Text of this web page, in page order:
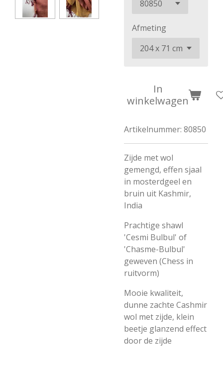
Afmeting
In
winkelwagen
Artikelnummer: 80850
Zijde met wol
gemengd, effen sjaal
in mosterdgeel en
bruin uit Kashmir,
India
Prachtige shawl
'Cesmi Bulbul' of
'Chasme-Bulbul'
geweven (Chess in
ruitvorm)
Mooie kwaliteit,
dunne zachte Cashmir
wol met zijde, klein
beetje glanzend effect
door de zijde